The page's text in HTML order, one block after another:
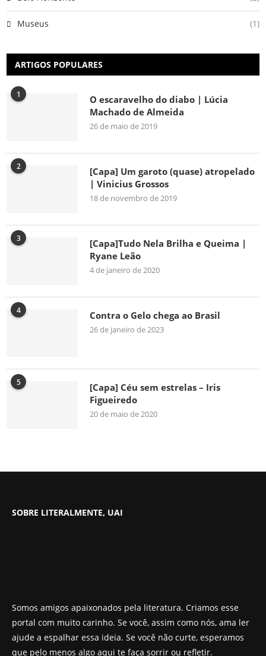
Museus (1)
ARTIGOS POPULARES
1
O escaravelho do diabo | Lúcia
Machado de Almeida
26 de maio de 2019
2
[Capa] Um garoto (quase) atropelado
| Vinicius Grossos
18 de novembro de 2019
3
[Capa]Tudo Nela Brilha e Queima |
Ryane Leão
4 de janeiro de 2020
4 Contra o Gelo chega ao Brasil
26 de janeiro de 2023
5
[Capa] Céu sem estrelas – Iris
Figueiredo
20 de maio de 2020
SOBRE LITERALMENTE, UAI
Somos amigos apaixonados pela literatura. Criamos esse
portal com muito carinho. Se você, assim como nós, ama ler
ajude a espalhar essa ideia. Se você não curte, esperamos
que pelo menos algo aqui te faça sorrir ou refletir.